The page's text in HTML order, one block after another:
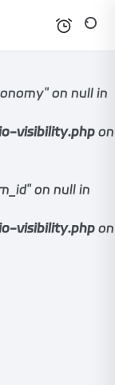
on null in
visibility.php on
on null in
visibility.php on